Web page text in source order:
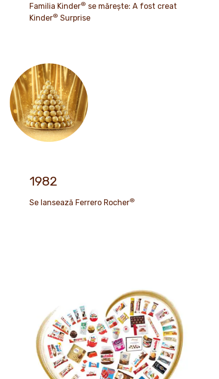
Familia Kinder® se mărește: A fost creat
Kinder® Surprise
1982
Se lansează Ferrero Rocher®